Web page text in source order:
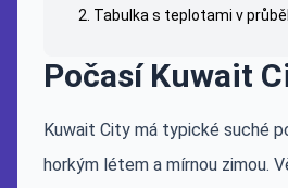
Tabulka s teplotami v
Počasí Kuwait
Kuwait City má typické suché
horkým létem a mírnou zimou.